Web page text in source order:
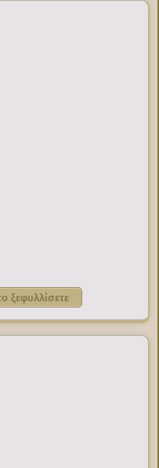
ξεφυλλίσετε